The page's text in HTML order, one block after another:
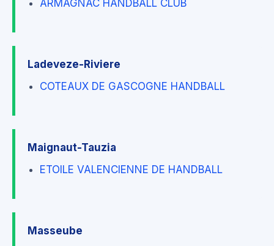
ARMAGNAC HANDBALL CLUB
Ladeveze-Riviere
COTEAUX DE GASCOGNE HANDBALL
Maignaut-Tauzia
ETOILE VALENCIENNE DE HANDBALL
Masseube